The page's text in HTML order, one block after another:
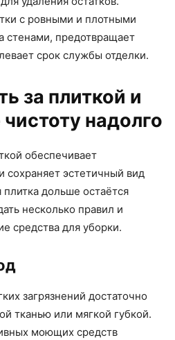
с ровными и плотными
стенами, предотвращает
срок службы отделки.
за плиткой и
надолго
обеспечивает
сохраняет эстетичный вид
дольше остаётся
несколько правил и
средства для уборки.
загрязнений достаточно
тканью или мягкой губкой.
моющих средств